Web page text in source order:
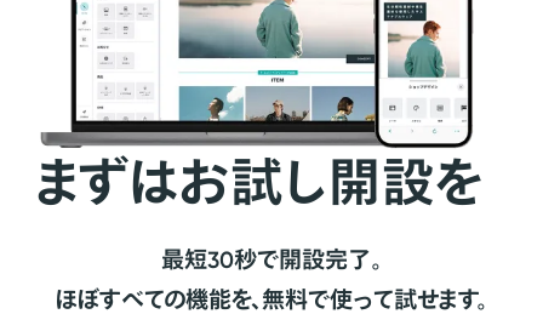
まずはお試し開設を
最短30秒で開設完了。
ほぼすべての機能を、無料で使って試せます。